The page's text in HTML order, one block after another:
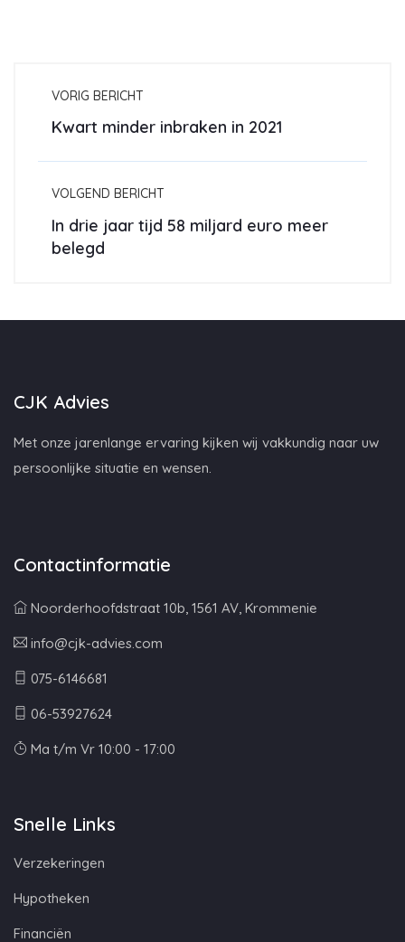
VORIG BERICHT
Kwart minder inbraken in 2021
VOLGEND BERICHT
In drie jaar tijd 58 miljard euro meer
belegd
CJK Advies
Met onze jarenlange ervaring kijken wij vakkundig naar uw
persoonlijke situatie en wensen.
Contactinformatie
Noorderhoofdstraat 10b, 1561 AV, Krommenie
info@cjk-advies.com
075-6146681
06-53927624
Ma t/m Vr 10:00 - 17:00
Snelle Links
Verzekeringen
Hypotheken
Financiën